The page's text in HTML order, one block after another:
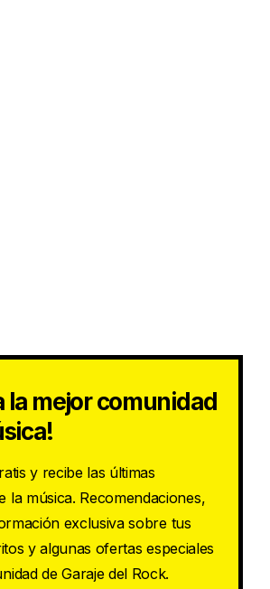
la mejor comunidad
y recibe las últimas
la música. Recomendaciones,
exclusiva sobre tus
y algunas ofertas especiales
de Garaje del Rock.